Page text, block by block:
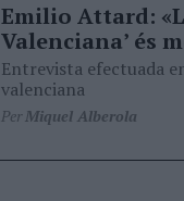
Emilio Attard:
Valenciana’ és
Entrevista efectuada
valenciana
PerMiquel Alberola